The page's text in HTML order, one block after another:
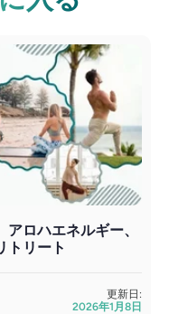
ロハエネルギー、
トリート
更新日:
2026年1月8日